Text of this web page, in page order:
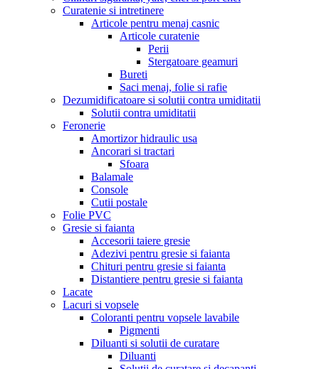
Curatenie si intretinere
Articole pentru menaj casnic
Articole curatenie
Perii
Stergatoare geamuri
Bureti
Saci menaj, folie si rafie
Dezumidificatoare si solutii contra umiditatii
Solutii contra umiditatii
Feronerie
Amortizor hidraulic usa
Ancorari si tractari
Sfoara
Balamale
Console
Cutii postale
Folie PVC
Gresie si faianta
Accesorii taiere gresie
Adezivi pentru gresie si faianta
Chituri pentru gresie si faianta
Distantiere pentru gresie si faianta
Lacate
Lacuri si vopsele
Coloranti pentru vopsele lavabile
Pigmenti
Diluanti si solutii de curatare
Diluanti